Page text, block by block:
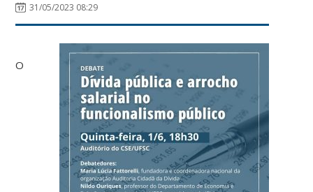
31/05/2023 08:29
O